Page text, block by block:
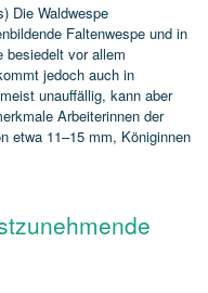
Die Waldwespe
Faltenwespe und in
besiedelt vor allem
jedoch auch in
unauffällig, kann aber
Arbeiterinnen der
etwa 11–15 mm, Königinnen